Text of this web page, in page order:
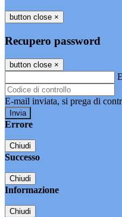
button close ×
Recupero password
button close ×
E-mail inviata, si prega di
Errore
Chiudi
Successo
Chiudi
Informazione
Chiudi